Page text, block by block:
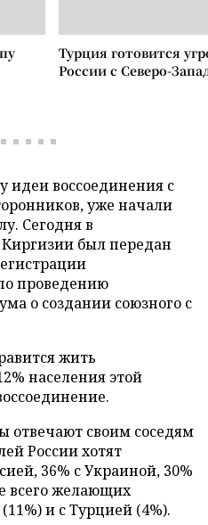
Турция готовится
России с Северо-
идеи воссоединения с
уже начали
Сегодня в
был передан
проведению
о создании союзного с
жить
населения этой
отвечают своим соседям
России хотят
36% с Украиной, 30%
всего желающих
и с Турцией (4%).